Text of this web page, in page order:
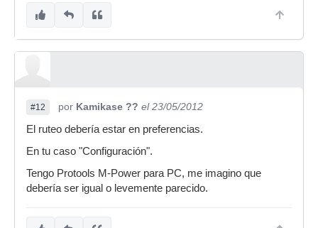
#12 por Kamikase ?? el 23/05/2012
El ruteo debería estar en preferencias.
En tu caso "Configuración".
Tengo Protools M-Power para PC, me imagino que
debería ser igual o levemente parecido.